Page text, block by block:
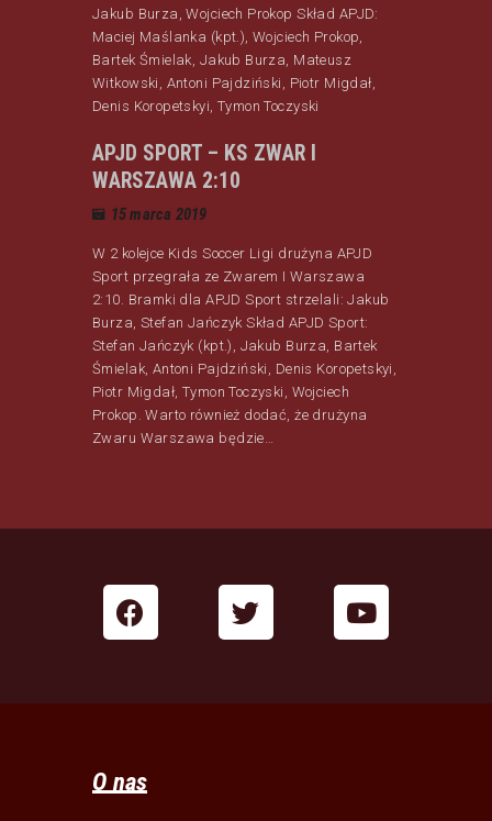
Jakub Burza, Wojciech Prokop Skład APJD:
Maciej Maślanka (kpt.), Wojciech Prokop,
Bartek Śmielak, Jakub Burza, Mateusz
Witkowski, Antoni Pajdziński, Piotr Migdał,
Denis Koropetskyi, Tymon Toczyski
APJD SPORT – KS ZWAR I
WARSZAWA 2:10
15 marca 2019
W 2 kolejce Kids Soccer Ligi drużyna APJD
Sport przegrała ze Zwarem I Warszawa
2:10. Bramki dla APJD Sport strzelali: Jakub
Burza, Stefan Jańczyk Skład APJD Sport:
Stefan Jańczyk (kpt.), Jakub Burza, Bartek
Śmielak, Antoni Pajdziński, Denis Koropetskyi,
Piotr Migdał, Tymon Toczyski, Wojciech
Prokop. Warto również dodać, że drużyna
Zwaru Warszawa będzie…
O nas